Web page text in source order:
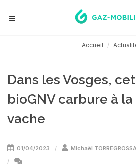
Accueil
Dans les Vosges,
bioGNV carbure à
vache
01/04/2023 Michaël